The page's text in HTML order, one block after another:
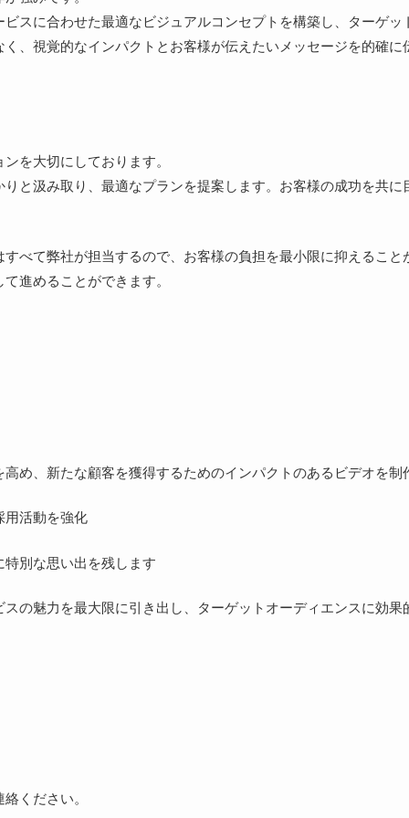
スに合わせた最適なビジュアルコンセプトを構築し、ターゲッ
、視覚的なインパクトとお客様が伝えたいメッセージを的確に
を大切にしております。
と汲み取り、最適なプランを提案します。お客様の成功を共に
べて弊社が担当するので、お客様の負担を最小限に抑えること
進めることができます。
め、新たな顧客を獲得するためのインパクトのあるビデオを制
用活動を強化
別な思い出を残します
スの魅力を最大限に引き出し、ターゲットオーディエンスに効果
ください。